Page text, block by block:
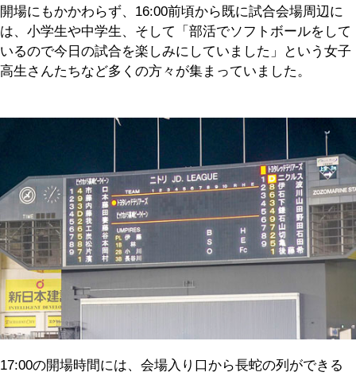
開場にもかかわらず、16:00前頃から既に試合会場周辺に
は、小学生や中学生、そして「部活でソフトボールをして
いるので今日の試合を楽しみにしていました」という女子
高生さんたちなど多くの方々が集まっていました。
17:00の開場時間には、会場入り口から長蛇の列ができる